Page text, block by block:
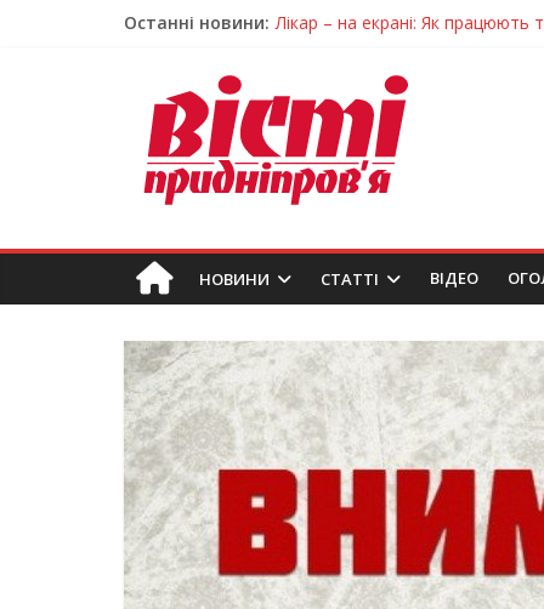
Останні новини: Лікар – на екрані: Як працюють
Пошуки тривають: на
Ветерани Дніпропетровщини
Говорити про воду без паніки:
НОВИНИ СТАТТІ ВIДЕО